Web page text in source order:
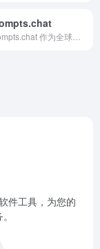
件工具，为您的